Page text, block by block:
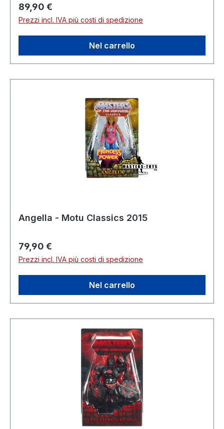
Prezzo normale:
89,90 €
Prezzi incl. IVA più costi di spedizione
Nel carrello
Angella - Motu Classics 2015
Prezzo normale:
79,90 €
Prezzi incl. IVA più costi di spedizione
Nel carrello